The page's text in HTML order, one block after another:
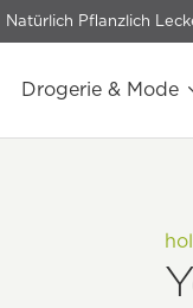
Natürlich Pflanzlich
Drogerie & Mode